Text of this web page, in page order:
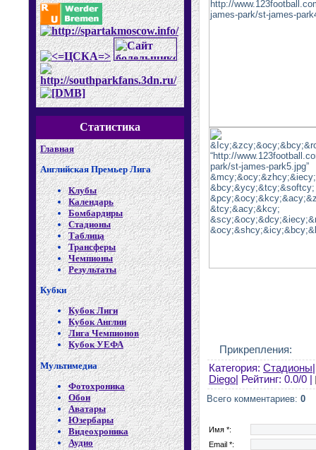
Статистика
Главная
Английская Премьер Лига
Клубы
Календарь
Бомбардиры
Стадионы
Таблица
Трансферы
Чемпионы
Результаты
Кубки
Кубок Лиги
Кубок Англии
Лига Чемпионов
Кубок УЕФА
Мультимедиа
Фотохроника
Обои
Аватары
Юзербары
Видеохроника
Аудио
Прикрепления:
Категория: Стадионы
Diego | Рейтинг: 0.0/0 |
Всего комментариев: 0
Имя *:
Email *: